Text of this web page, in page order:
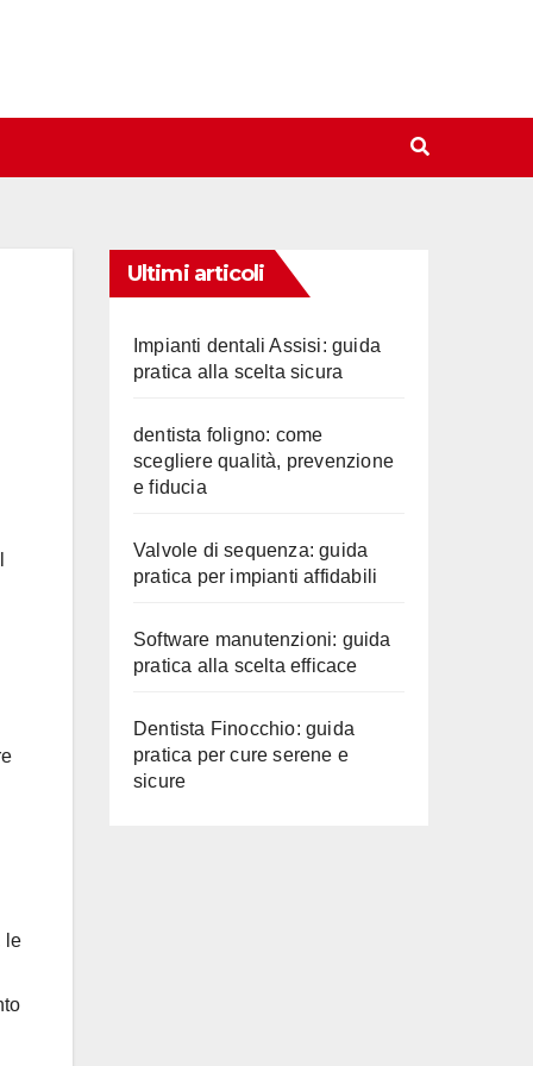
le
Ultimi articoli
Impianti dentali Assisi: guida
pratica alla scelta sicura
dentista foligno: come
scegliere qualità, prevenzione
e fiducia
Valvole di sequenza: guida
pratica per impianti affidabili
Software manutenzioni: guida
pratica alla scelta efficace
Dentista Finocchio: guida
pratica per cure serene e
sicure